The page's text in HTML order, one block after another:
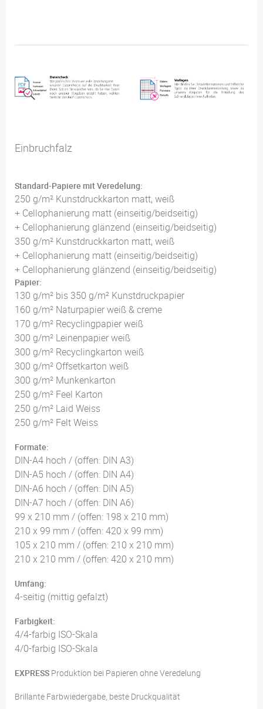
Einbruchfalz
Standard-Papiere mit Veredelung:
250 g/m² Kunstdruckkarton matt, weiß
+ Cellophanierung matt (einseitig/beidseitig)
+ Cellophanierung glänzend (einseitig/beidseitig)
350 g/m² Kunstdruckkarton matt, weiß
+ Cellophanierung matt (einseitig/beidseitig)
+ Cellophanierung glänzend (einseitig/beidseitig)
Papier:
130 g/m² bis 350 g/m² Kunstdruckpapier
160 g/m² Naturpapier weiß & creme
170 g/m² Recyclingpapier weiß
300 g/m² Leinenpapier weiß
300 g/m² Recyclingkarton weiß
300 g/m² Offsetkarton weiß
300 g/m² Munkenkarton
250 g/m² Feel Karton
250 g/m² Laid Weiss
250 g/m² Felt Weiss
Formate:
DIN-A4 hoch / (offen: DIN A3)
DIN-A5 hoch / (offen: DIN A4)
DIN-A6 hoch / (offen: DIN A5)
DIN-A7 hoch / (offen: DIN A6)
99 x 210 mm / (offen: 198 x 210 mm)
210 x 99 mm / (offen: 420 x 99 mm)
105 x 210 mm / (offen: 210 x 210 mm)
210 x 210 mm / (offen: 420 x 210 mm)
Umfang:
4-seitig (mittig gefalzt)
Farbigkeit:
4/4-farbig ISO-Skala
4/0-farbig ISO-Skala
EXPRESS Produktion bei Papieren ohne Veredelung
Brillante Farbwiedergabe, beste Druckqualität